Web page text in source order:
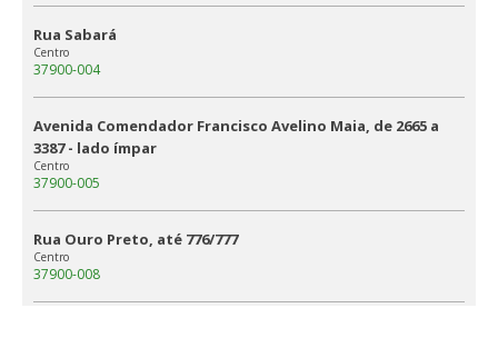
Rua Sabará
Centro
37900-004
Avenida Comendador Francisco Avelino Maia, de 2665 a
3387 - lado ímpar
Centro
37900-005
Rua Ouro Preto, até 776/777
Centro
37900-008